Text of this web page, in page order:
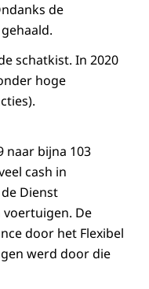
de
schatkist. In 2020
hoge
naar bijna 103
cash in
Dienst
De
door het Flexibel
werd door die